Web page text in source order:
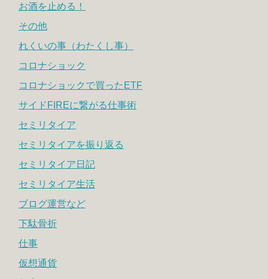
お酒を止める！
その他
れくいの事（わたくし事）
コロナショック
コロナショックで買ったETF
サイドFIREに繋がる仕事術
セミリタイア
セミリタイアを振り返る
セミリタイア日記
セミリタイア生活
ブログ運営など
下駄骨折
仕事
仮想通貨